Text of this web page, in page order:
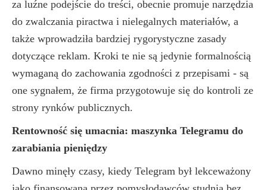
za luźne podejście do treści, obecnie promuje narzędzia
do zwalczania piractwa i nielegalnych materiałów, a
także wprowadziła bardziej rygorystyczne zasady
dotyczące reklam. Kroki te nie są jedynie formalnością
wymaganą do zachowania zgodności z przepisami - są
one sygnałem, że firma przygotowuje się do kontroli ze
strony rynków publicznych.
Rentowność się umacnia: maszynka Telegramu do
zarabiania pieniędzy
Dawno minęły czasy, kiedy Telegram był lekceważony